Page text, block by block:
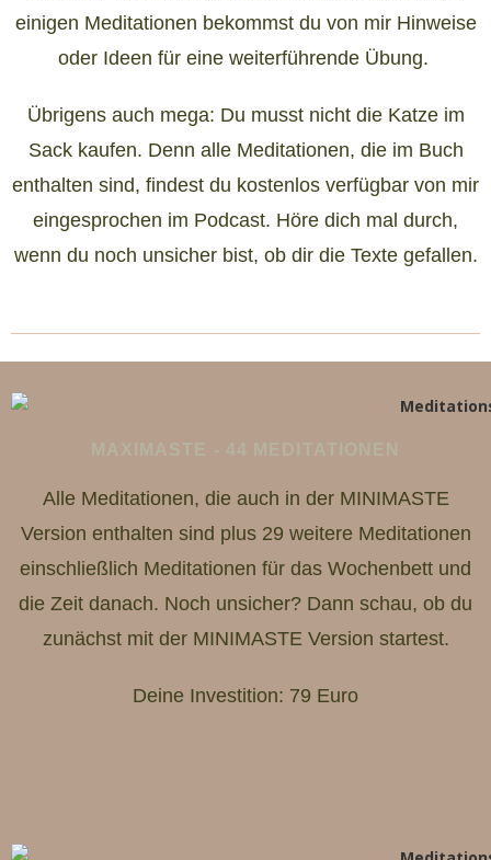
einigen Meditationen bekommst du von mir Hinweise
oder Ideen für eine weiterführende Übung.
Übrigens auch mega: Du musst nicht die Katze im
Sack kaufen. Denn alle Meditationen, die im Buch
enthalten sind, findest du kostenlos verfügbar von mir
eingesprochen im Podcast. Höre dich mal durch,
wenn du noch unsicher bist, ob dir die Texte gefallen.
Alle Meditationen, die auch in der MINIMASTE
Version enthalten sind plus 29 weitere Meditationen
einschließlich Meditationen für das Wochenbett und
die Zeit danach. Noch unsicher? Dann schau, ob du
zunächst mit der MINIMASTE Version startest.
Deine Investition: 79 Euro